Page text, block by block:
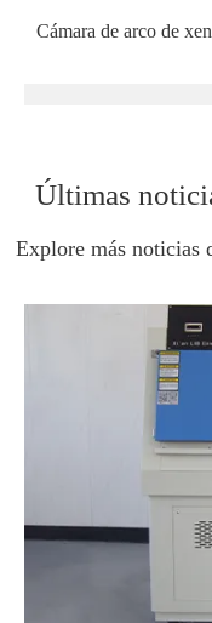
Cámara de arco de
Últimas
Explore más noticias